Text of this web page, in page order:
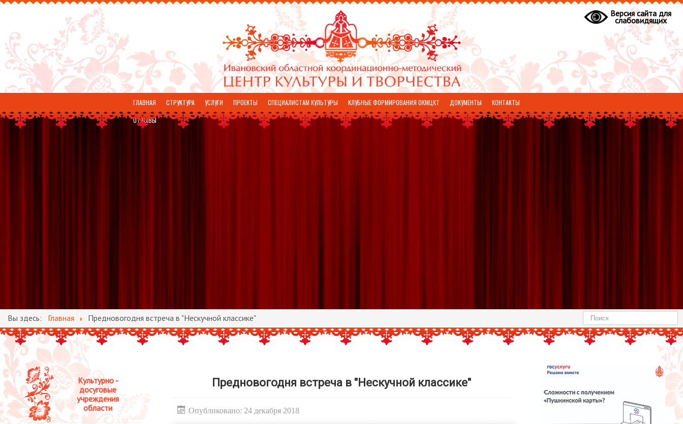
Версия сайта для
слабовидящих
ГЛАВНАЯ СТРУКТУРА УСЛУГИ ПРОЕКТЫ СПЕЦИАЛИСТАМ КУЛЬТУРЫ КЛУБНЫЕ ФОРМИРОВАНИЯ ОКМЦКТ ДОКУМЕНТЫ КОНТАКТЫ
ОТЗЫВЫ
Вы здесь: Главная Предновогодня встреча в "Нескучной классике" Найти
Культурно -
досуговые
учреждения
области
Предновогодня встреча в "Нескучной классике"
Опубликовано: 24 декабря 2018